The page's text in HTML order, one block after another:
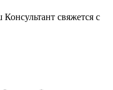
свяжется с